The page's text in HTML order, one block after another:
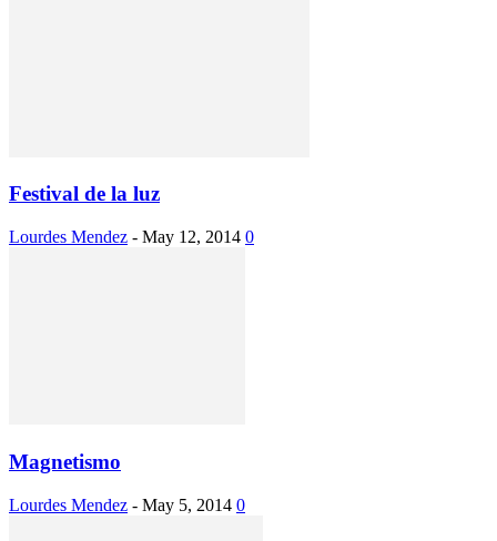
Festival de la luz
Lourdes Mendez - May 12, 2014 0
Magnetismo
Lourdes Mendez - May 5, 2014 0